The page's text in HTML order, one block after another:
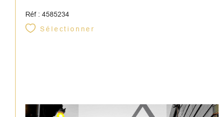
Réf : 4585234
Sélectionner